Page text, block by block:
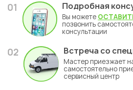
01 Подробная
Вы можете
позвонить
консультации
02 Встреча со
Мастер приезжает
самостоятельно
сервисный центр